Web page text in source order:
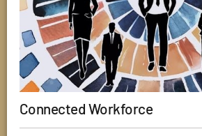
Connected Workforce